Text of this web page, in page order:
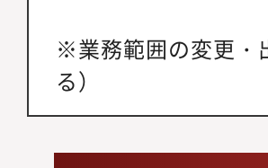
※業務範囲の変更・
る）